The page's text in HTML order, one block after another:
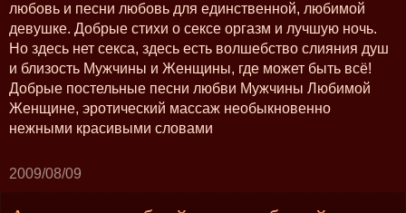
любовь и песни любовь для единственной, любимой
девушке. Добрые стихи о сексе оргазм и лучшую ночь.
Но здесь нет секса, здесь есть волшебство слияния душ
и близость Мужчины и Женщины, где может быть всё!
Добрые постельные песни любви Мужчины Любимой
Женщине, эротический массаж необыкновенно
нежными красивыми словами
2009/08/09